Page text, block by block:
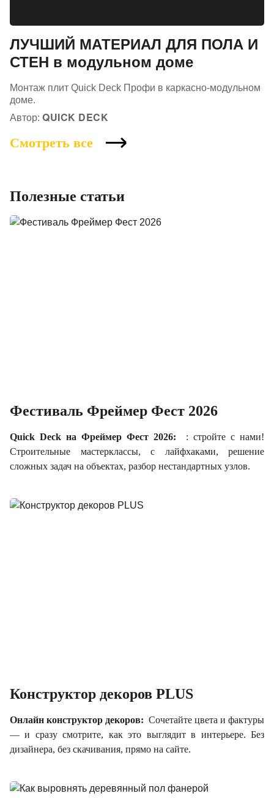
ЛУЧШИЙ МАТЕРИАЛ ДЛЯ ПОЛА И
СТЕН в модульном доме
Монтаж плит Quick Deck Профи в каркасно-модульном
доме.
Автор: QUICK DECK
Смотреть все
Полезные статьи
Фестиваль Фреймер Фест 2026
Quick Deck на Фреймер Фест 2026: : стройте с нами!
Строительные мастерклассы, с лайфхаками, решение
сложных задач на объектах, разбор нестандартных узлов.
Конструктор декоров PLUS
Онлайн конструктор декоров: Сочетайте цвета и фактуры
— и сразу смотрите, как это выглядит в интерьере. Без
дизайнера, без скачивания, прямо на сайте.